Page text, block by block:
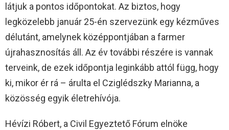
látjuk a pontos időpontokat. Az biztos, hogy
legközelebb január 25-én szervezünk egy kézműves
délutánt, amelynek középpontjában a farmer
újrahasznosítás áll. Az év további részére is vannak
terveink, de ezek időpontja leginkább attól függ, hogy
ki, mikor ér rá – árulta el Cziglédszky Marianna, a
közösség egyik életrehívója.
Hévízi Róbert, a Civil Egyeztető Fórum elnöke